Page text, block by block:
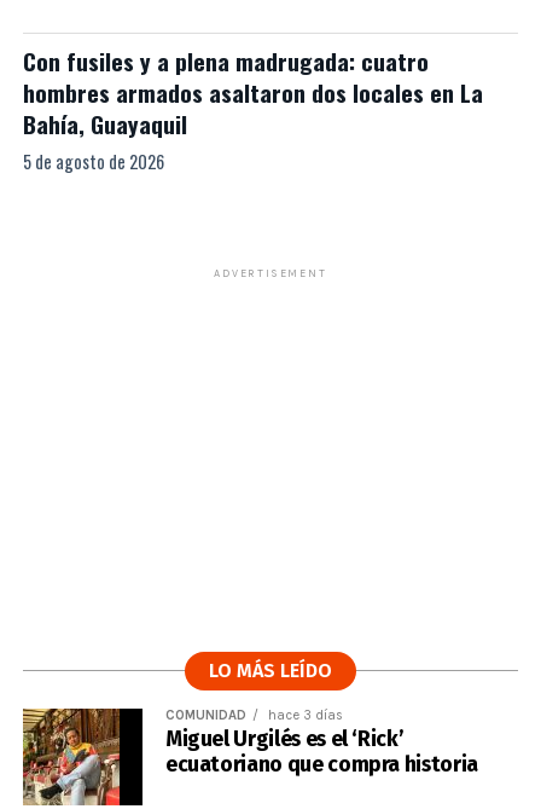
Con fusiles y a plena madrugada: cuatro
hombres armados asaltaron dos locales en La
Bahía, Guayaquil
5 de agosto de 2026
ADVERTISEMENT
LO MÁS LEÍDO
COMUNIDAD hace 3 días
Miguel Urgilés es el ‘Rick’
ecuatoriano que compra historia